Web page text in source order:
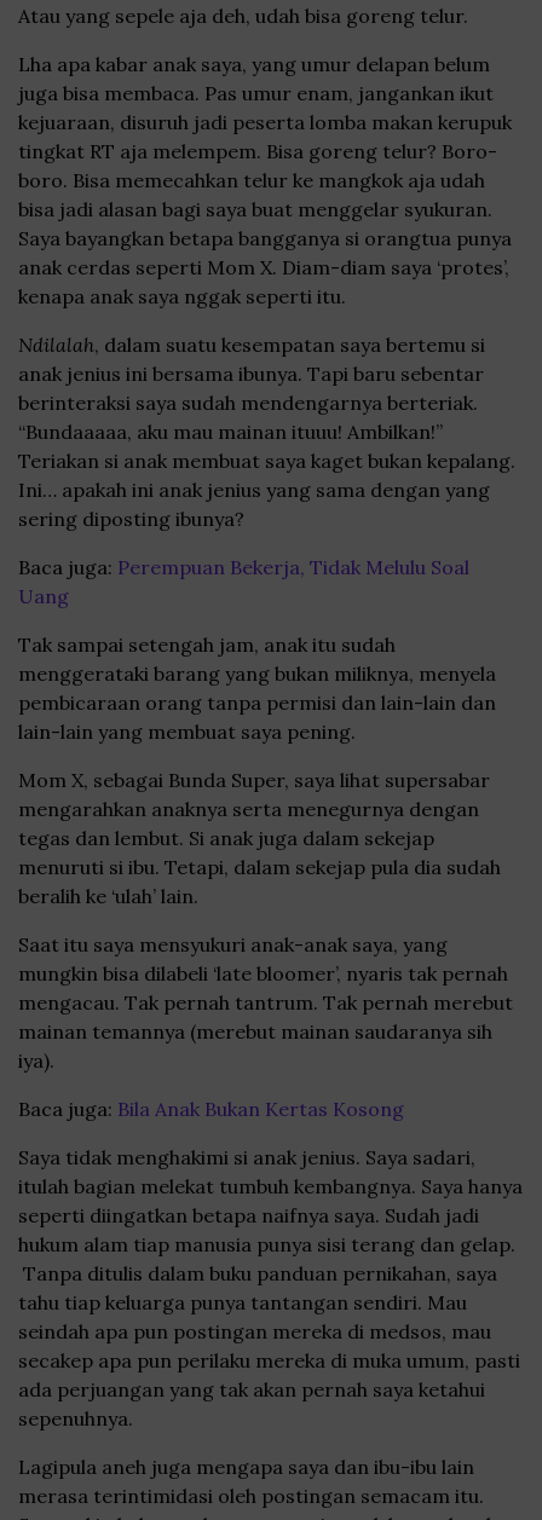
Atau yang sepele aja deh, udah bisa goreng telur.
Lha apa kabar anak saya, yang umur delapan belum
juga bisa membaca. Pas umur enam, jangankan ikut
kejuaraan, disuruh jadi peserta lomba makan kerupuk
tingkat RT aja melempem. Bisa goreng telur? Boro-
boro. Bisa memecahkan telur ke mangkok aja udah
bisa jadi alasan bagi saya buat menggelar syukuran.
Saya bayangkan betapa bangganya si orangtua punya
anak cerdas seperti Mom X. Diam-diam saya ‘protes’,
kenapa anak saya nggak seperti itu.
Ndilalah, dalam suatu kesempatan saya bertemu si
anak jenius ini bersama ibunya. Tapi baru sebentar
berinteraksi saya sudah mendengarnya berteriak.
“Bundaaaaa, aku mau mainan ituuu! Ambilkan!”
Teriakan si anak membuat saya kaget bukan kepalang.
Ini… apakah ini anak jenius yang sama dengan yang
sering diposting ibunya?
Baca juga: Perempuan Bekerja, Tidak Melulu Soal
Uang
Tak sampai setengah jam, anak itu sudah
menggerataki barang yang bukan miliknya, menyela
pembicaraan orang tanpa permisi dan lain-lain dan
lain-lain yang membuat saya pening.
Mom X, sebagai Bunda Super, saya lihat supersabar
mengarahkan anaknya serta menegurnya dengan
tegas dan lembut. Si anak juga dalam sekejap
menuruti si ibu. Tetapi, dalam sekejap pula dia sudah
beralih ke ‘ulah’ lain.
Saat itu saya mensyukuri anak-anak saya, yang
mungkin bisa dilabeli ‘late bloomer’, nyaris tak pernah
mengacau. Tak pernah tantrum. Tak pernah merebut
mainan temannya (merebut mainan saudaranya sih
iya).
Baca juga: Bila Anak Bukan Kertas Kosong
Saya tidak menghakimi si anak jenius. Saya sadari,
itulah bagian melekat tumbuh kembangnya. Saya hanya
seperti diingatkan betapa naifnya saya. Sudah jadi
hukum alam tiap manusia punya sisi terang dan gelap.
Tanpa ditulis dalam buku panduan pernikahan, saya
tahu tiap keluarga punya tantangan sendiri. Mau
seindah apa pun postingan mereka di medsos, mau
secakep apa pun perilaku mereka di muka umum, pasti
ada perjuangan yang tak akan pernah saya ketahui
sepenuhnya.
Lagipula aneh juga mengapa saya dan ibu-ibu lain
merasa terintimidasi oleh postingan semacam itu.